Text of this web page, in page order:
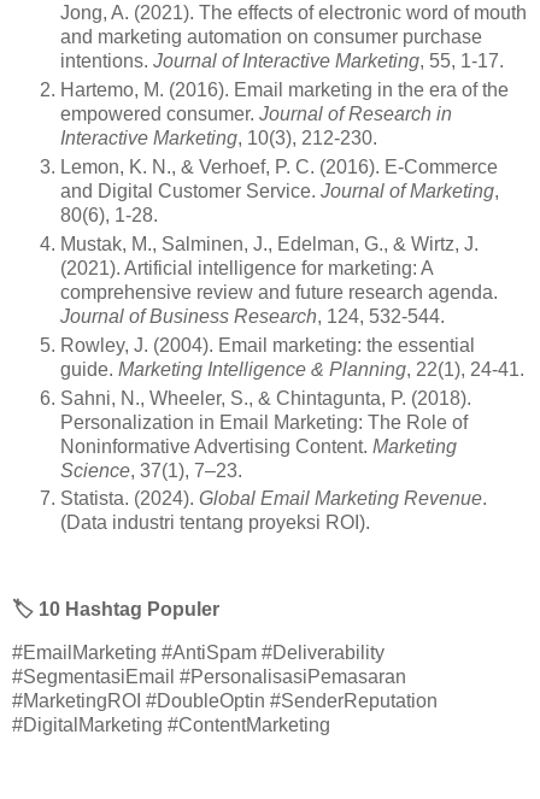
Jong, A. (2021). The effects of electronic word of mouth
and marketing automation on consumer purchase
intentions. Journal of Interactive Marketing, 55, 1-17.
Hartemo, M. (2016). Email marketing in the era of the
empowered consumer. Journal of Research in
Interactive Marketing, 10(3), 212-230.
Lemon, K. N., & Verhoef, P. C. (2016). E-Commerce
and Digital Customer Service. Journal of Marketing,
80(6), 1-28.
Mustak, M., Salminen, J., Edelman, G., & Wirtz, J.
(2021). Artificial intelligence for marketing: A
comprehensive review and future research agenda.
Journal of Business Research, 124, 532-544.
Rowley, J. (2004). Email marketing: the essential
guide. Marketing Intelligence & Planning, 22(1), 24-41.
Sahni, N., Wheeler, S., & Chintagunta, P. (2018).
Personalization in Email Marketing: The Role of
Noninformative Advertising Content. Marketing
Science, 37(1), 7–23.
Statista. (2024). Global Email Marketing Revenue.
(Data industri tentang proyeksi ROI).
🏷️ 10 Hashtag Populer
#EmailMarketing #AntiSpam #Deliverability
#SegmentasiEmail #PersonalisasiPemasaran
#MarketingROI #DoubleOptin #SenderReputation
#DigitalMarketing #ContentMarketing